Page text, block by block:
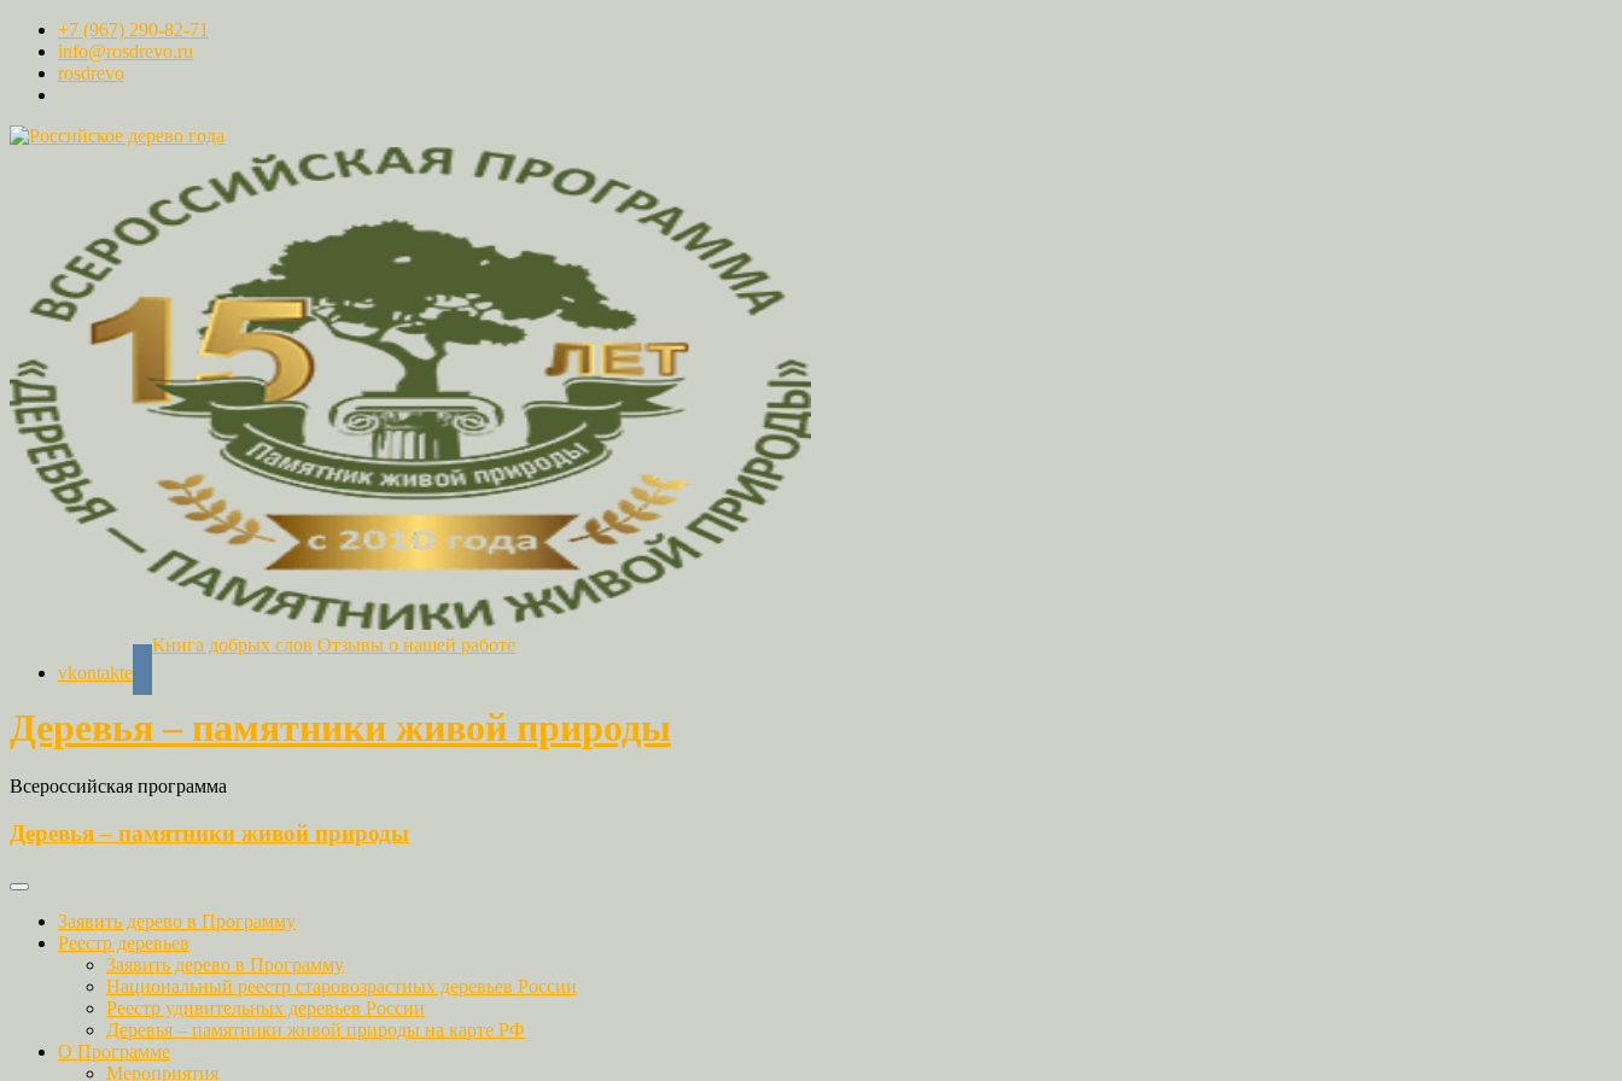
+7 (967) 290-82-71
info@rosdrevo.ru
rosdrevo
vkontakte
Книга добрых слов Отзывы о нашей работе
Деревья – памятники живой природы
Всероссийская программа
Деревья – памятники живой природы
Заявить дерево в Программу
Реестр деревьев
Заявить дерево в Программу
Национальный реестр старовозрастных деревьев России
Реестр удивительных деревьев России
Деревья – памятники живой природы на карте РФ
О Программе
Мероприятия